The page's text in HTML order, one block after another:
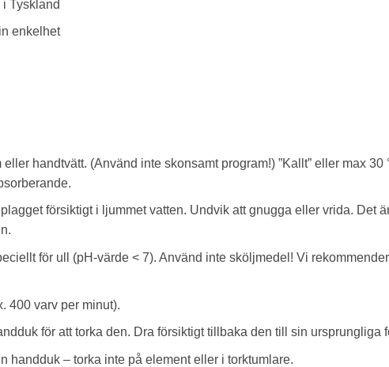
Tyskland
enkelhet
handtvätt. (Använd inte skonsamt program!) ”Kallt” eller max
försiktigt i ljummet vatten. Undvik att gnugga eller vrida. Det
för ull (pH-värde < 7). Använd inte sköljmedel! Vi
400 varv per minut).
för att torka den. Dra försiktigt tillbaka den till sin ursprungliga
handduk – torka inte på element eller i torktumlare.